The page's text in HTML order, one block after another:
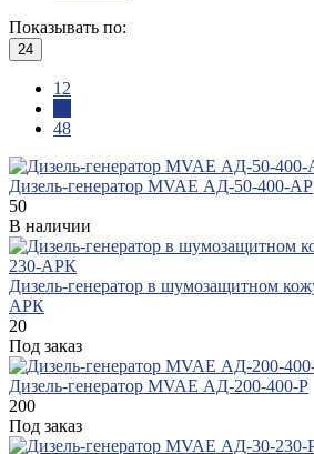
Показывать по:
24
12
48
Дизель-генератор MVAE АД-50-400-АР
50
В наличии
Дизель-генератор в шумозащитном
АРК
20
Под заказ
Дизель-генератор MVAE АД-200-400-Р
200
Под заказ